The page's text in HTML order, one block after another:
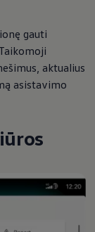
gauti
aktualius
asistavimo